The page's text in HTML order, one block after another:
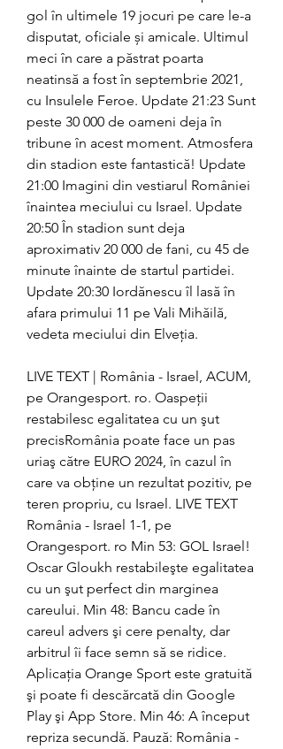
gol în ultimele 19 jocuri pe care le-a
disputat, oficiale și amicale. Ultimul
meci în care a păstrat poarta
neatinsă a fost în septembrie 2021,
cu Insulele Feroe. Update 21:23 Sunt
peste 30 000 de oameni deja în
tribune în acest moment. Atmosfera
din stadion este fantastică! Update
21:00 Imagini din vestiarul României
înaintea meciului cu Israel. Update
20:50 În stadion sunt deja
aproximativ 20 000 de fani, cu 45 de
minute înainte de startul partidei.
Update 20:30 Iordănescu îl lasă în
afara primului 11 pe Vali Mihăilă,
vedeta meciului din Elveția.
LIVE TEXT | România - Israel, ACUM,
pe Orangesport. ro. Oaspeţii
restabilesc egalitatea cu un şut
precisRomânia poate face un pas
uriaş către EURO 2024, în cazul în
care va obţine un rezultat pozitiv, pe
teren propriu, cu Israel. LIVE TEXT
România - Israel 1-1, pe
Orangesport. ro Min 53: GOL Israel!
Oscar Gloukh restabileşte egalitatea
cu un şut perfect din marginea
careului. Min 48: Bancu cade în
careul advers şi cere penalty, dar
arbitrul îi face semn să se ridice.
Aplicaţia Orange Sport este gratuită
şi poate fi descărcată din Google
Play şi App Store. Min 46: A început
repriza secundă. Pauză: România -